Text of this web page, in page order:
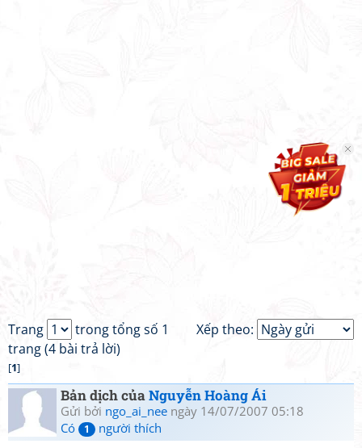
Xếp theo:
Trang
trong tổng số 1
trang (4 bài trả lời)
[1]
Bản dịch củaNguyễn Hoàng Ái
Gửi bởi ngo_ai_nee ngày 14/07/2007 05:18
Có
1 người thích